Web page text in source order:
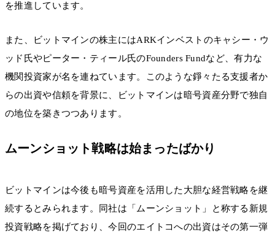
を推進しています。
また、ビットマインの株主にはARKインベストのキャシー・ウ
ッド氏やピーター・ティール氏のFounders Fundなど、有力な
機関投資家が名を連ねています。このような錚々たる支援者か
らの出資や信頼を背景に、ビットマインは暗号資産分野で独自
の地位を築きつつあります。
ムーンショット戦略は始まったばかり
ビットマインは今後も暗号資産を活用した大胆な経営戦略を継
続するとみられます。同社は「ムーンショット」と称する新規
投資戦略を掲げており、今回のエイトコへの出資はその第一弾